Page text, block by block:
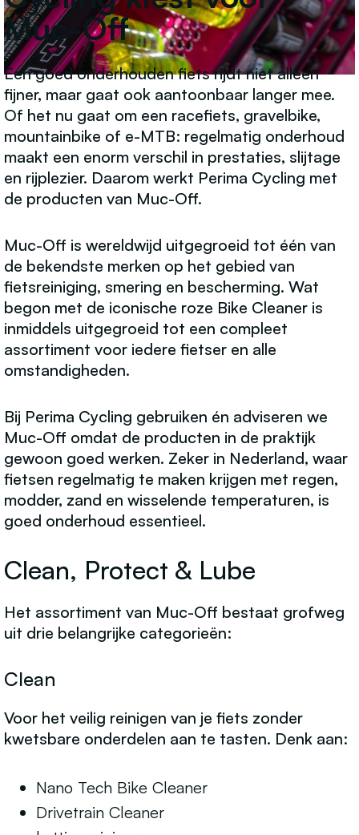
Muc-Off
Een goed onderhouden fiets rijdt niet alleen
fijner, maar gaat ook aantoonbaar langer mee.
Of het nu gaat om een racefiets, gravelbike,
mountainbike of e-MTB: regelmatig onderhoud
maakt een enorm verschil in prestaties, slijtage
en rijplezier. Daarom werkt Perima Cycling met
de producten van Muc-Off.
Muc-Off is wereldwijd uitgegroeid tot één van
de bekendste merken op het gebied van
fietsreiniging, smering en bescherming. Wat
begon met de iconische roze Bike Cleaner is
inmiddels uitgegroeid tot een compleet
assortiment voor iedere fietser en alle
omstandigheden.
Bij Perima Cycling gebruiken én adviseren we
Muc-Off omdat de producten in de praktijk
gewoon goed werken. Zeker in Nederland, waar
fietsen regelmatig te maken krijgen met regen,
modder, zand en wisselende temperaturen, is
goed onderhoud essentieel.
Clean, Protect & Lube
Het assortiment van Muc-Off bestaat grofweg
uit drie belangrijke categorieën:
Clean
Voor het veilig reinigen van je fiets zonder
kwetsbare onderdelen aan te tasten. Denk aan:
Nano Tech Bike Cleaner
Drivetrain Cleaner